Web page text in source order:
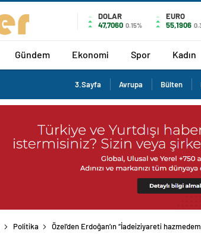
DOLAR
47,7060 0.15%
EURO
55,1906
Gündem Ekonomi Spor Kadın
3.Sayfa Avrupa Bülten
Politika Özel’den Erdoğan’ın “İadeiziyareti